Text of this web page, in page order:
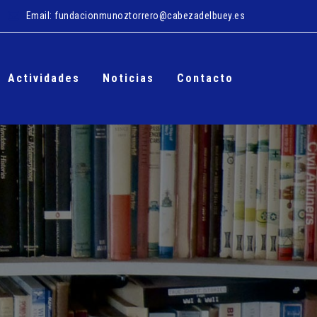
Email: fundacionmunoztorrero@cabezadelbuey.es
Actividades Noticias Contacto